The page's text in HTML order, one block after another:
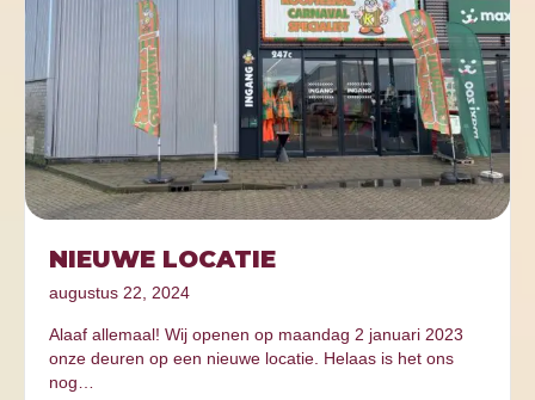
NIEUWE LOCATIE
augustus 22, 2024
Alaaf allemaal! Wij openen op maandag 2 januari 2023
onze deuren op een nieuwe locatie. Helaas is het ons
nog…